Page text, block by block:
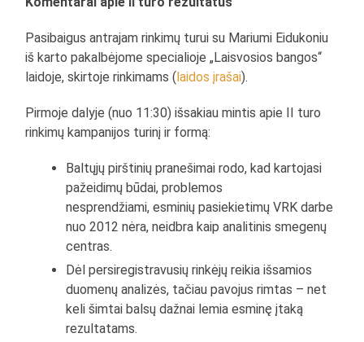
Pasibaigus antrajam rinkimų turui su Mariumi Eidukoniu
iš karto pakalbėjome specialioje „Laisvosios bangos“
laidoje, skirtoje rinkimams (laidos įrašai).
Pirmoje dalyje (nuo 11:30) išsakiau mintis apie II turo
rinkimų kampanijos turinį ir formą:
Baltųjų pirštinių pranešimai rodo, kad kartojasi
pažeidimų būdai, problemos
nesprendžiami, esminių pasiekietimų VRK darbe
nuo 2012 nėra, neidbra kaip analitinis smegenų
centras.
Dėl persiregistravusių rinkėjų reikia išsamios
duomenų analizės, tačiau pavojus rimtas – net
keli šimtai balsų dažnai lemia esminę įtaką
rezultatams.